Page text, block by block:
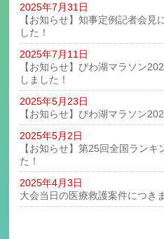
2025年7月31日
【お知らせ】知事定例記者会見
した！
2025年7月11日
【お知らせ】びわ湖マラソン
しました！
2025年5月23日
【お知らせ】びわ湖マラソン
2025年5月2日
【お知らせ】第25回全国ラン
た！
2025年4月3日
大会当日の医療救護案件につき